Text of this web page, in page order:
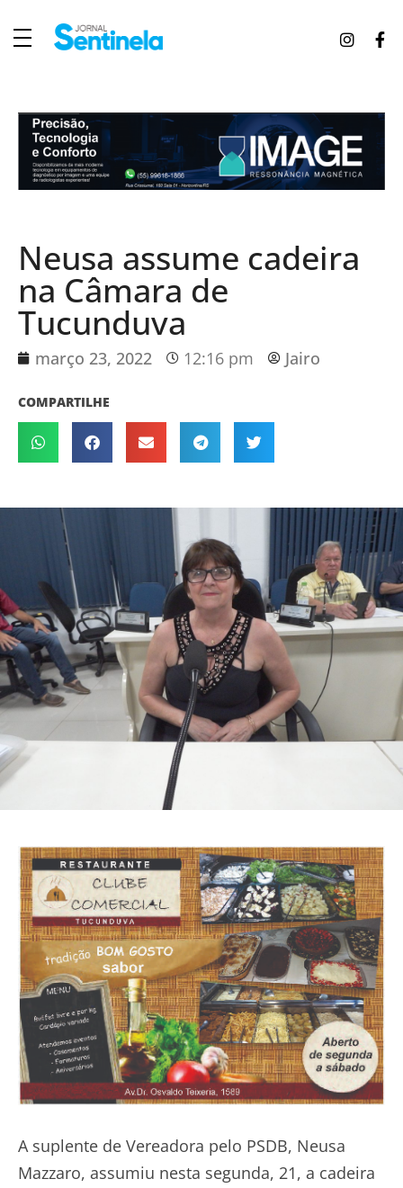
Neusa assume cadeira
na Câmara de
Tucunduva
março 23, 2022 12:16 pm Jairo
COMPARTILHE
A suplente de Vereadora pelo PSDB, Neusa
Mazzaro, assumiu nesta segunda, 21, a cadeira